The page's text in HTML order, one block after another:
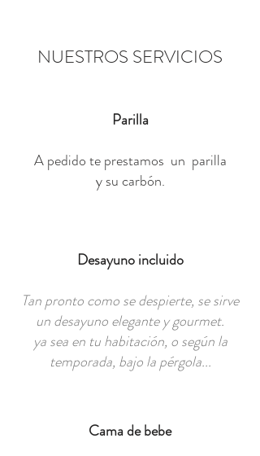
NUESTROS SERVICIOS
Parilla
A pedido te prestamos un parilla
y su carbón.
Desayuno incluido
Tan pronto como se despierte, se sirve
un desayuno elegante y gourmet.
ya sea en tu habitación, o según la
temporada, bajo la pérgola...
Cama de bebe